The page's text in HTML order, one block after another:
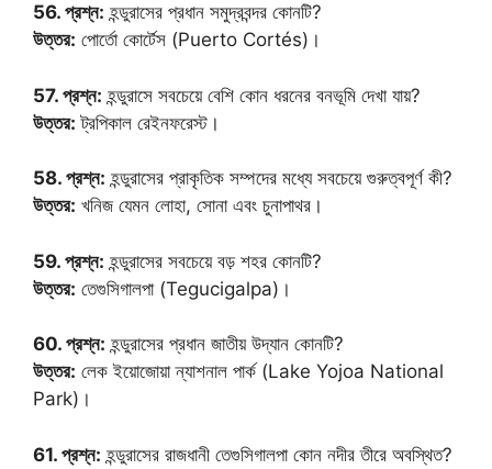
56. প্রশ্ন: হন্ডুরাসের প্রধান সমুদ্রবন্দর কোনটি?
উত্তর: পোর্তো কোর্টেস (Puerto Cortés)।
57. প্রশ্ন: হন্ডুরাসে সবচেয়ে বেশি কোন ধরনের বনভূমি দেখা যায়?
উত্তর: ট্রপিকাল রেইনফরেস্ট।
58. প্রশ্ন: হন্ডুরাসের প্রাকৃতিক সম্পদের মধ্যে সবচেয়ে গুরুত্বপূর্ণ কী?
উত্তর: খনিজ যেমন লোহা, সোনা এবং চুনাপাথর।
59. প্রশ্ন: হন্ডুরাসের সবচেয়ে বড় শহর কোনটি?
উত্তর: তেগুসিগালপা (Tegucigalpa)।
60. প্রশ্ন: হন্ডুরাসের প্রধান জাতীয় উদ্যান কোনটি?
উত্তর: লেক ইয়োজোয়া ন্যাশনাল পার্ক (Lake Yojoa National
Park)।
61. প্রশ্ন: হন্ডুরাসের রাজধানী তেগুসিগালপা কোন নদীর তীরে অবস্থিত?